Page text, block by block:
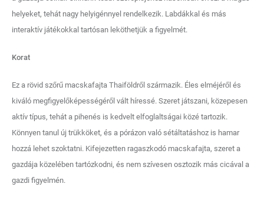
helyeket, tehát nagy helyigénnyel rendelkezik. Labdákkal és más
interaktív játékokkal tartósan leköthetjük a figyelmét.
Korat
Ez a rövid szőrű macskafajta Thaiföldről származik. Éles elméjéről és
kiváló megfigyelőképességéről vált híressé. Szeret játszani, közepesen
aktív típus, tehát a pihenés is kedvelt elfoglaltságai közé tartozik.
Könnyen tanul új trükköket, és a pórázon való sétáltatáshoz is hamar
hozzá lehet szoktatni. Kifejezetten ragaszkodó macskafajta, szeret a
gazdája közelében tartózkodni, és nem szívesen osztozik más cicával a
gazdi figyelmén.